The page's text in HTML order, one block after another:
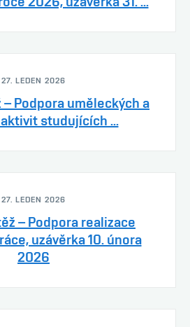
27. LEDEN 2026
Podpora uměleckých a
studujících ...
27. LEDEN 2026
– Podpora realizace
uzávěrka 10. února
2026